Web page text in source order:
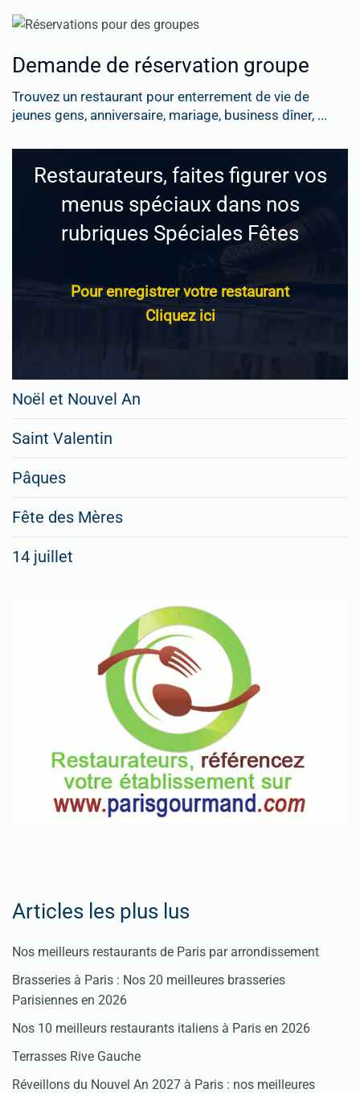
Demande de réservation groupe
Trouvez un restaurant pour enterrement de vie de
jeunes gens, anniversaire, mariage, business dîner, ...
Restaurateurs, faites figurer vos
menus spéciaux dans nos
rubriques Spéciales Fêtes
Pour enregistrer votre restaurant
Cliquez ici
Noël et Nouvel An
Saint Valentin
Pâques
Fête des Mères
14 juillet
Articles les plus lus
Nos meilleurs restaurants de Paris par arrondissement
Brasseries à Paris : Nos 20 meilleures brasseries
Parisiennes en 2026
Nos 10 meilleurs restaurants italiens à Paris en 2026
Terrasses Rive Gauche
Réveillons du Nouvel An 2027 à Paris : nos meilleures